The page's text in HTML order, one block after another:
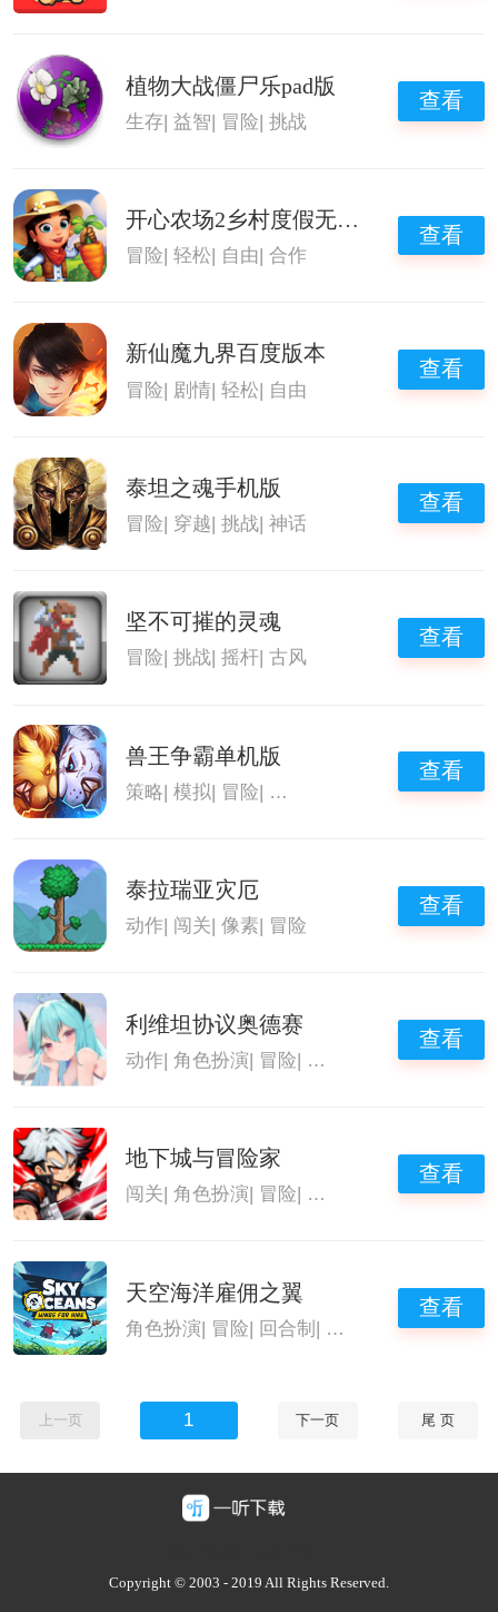
植物大战僵尸乐pad版
生存|益智| 冒险|挑战
查看
开心农场2乡村度假无限钥匙版
冒险 |轻松 自由 |合作
查看
新仙魔九界百度版本
冒险| 剧情|轻松| 自由
查看
泰坦之魂手机版
冒险| 穿越|挑战|神话
查看
坚不可摧的灵魂
冒险 |挑战 |摇杆 |古风
查看
兽王争霸单机版
策略|模拟| 冒险| 好玩的策略手游排名
查看
泰拉瑞亚灾厄
动作 闯关 |像素 冒险
查看
利维坦协议奥德赛
动作|角色扮演| 冒险| 角色扮演手游
查看
地下城与冒险家
闯关 |角色扮演 冒险 角色扮演手游
查看
天空海洋雇佣之翼
角色扮演| 冒险| 回合制 | 角色扮演手游
查看
上一页 1 下一页 尾 页
Copyright © 2003 - 2019 All Rights Reserved.